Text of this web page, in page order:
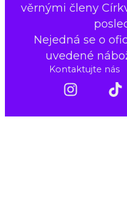
věrnými členy
Nejedná se o
uvedené
Kontaktujte nás